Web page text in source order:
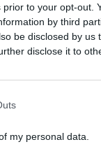
to your opt-out.
by third
be disclosed by us
disclose it to
my personal data.